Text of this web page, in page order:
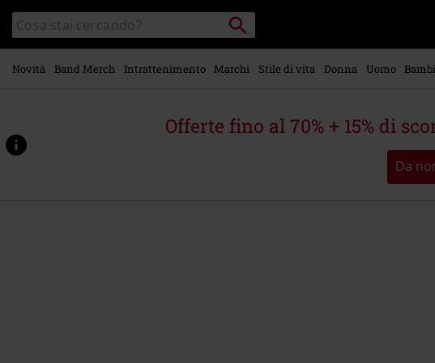
contenuto
principale
Cerca
nel
catalogo
Cerca
Punto
di
ritiro
Novità Band Merch Intrattenimento Marchi Stile di vita Donna Uomo
Offerte fino al 70% + 15% di
Da